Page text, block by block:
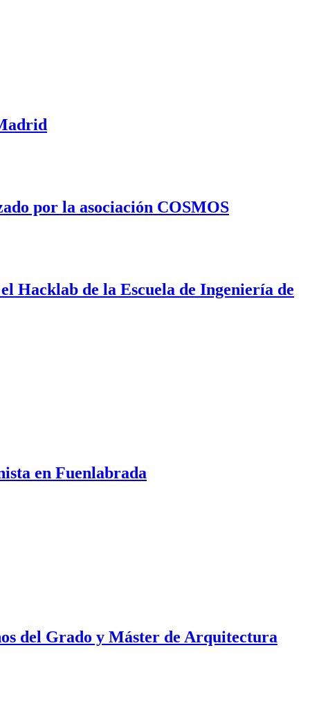
por la asociación COSMOS
Hacklab de la Escuela de Ingeniería de
en Fuenlabrada
del Grado y Máster de Arquitectura